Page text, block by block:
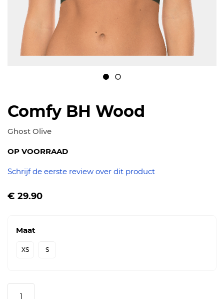
naar
het
begin
de
afbeeldingen-
Comfy BH Wood
Ghost Olive
OP VOORRAAD
Schrijf de eerste review over dit product
Vanaf
€ 29.90
Maat
XS S